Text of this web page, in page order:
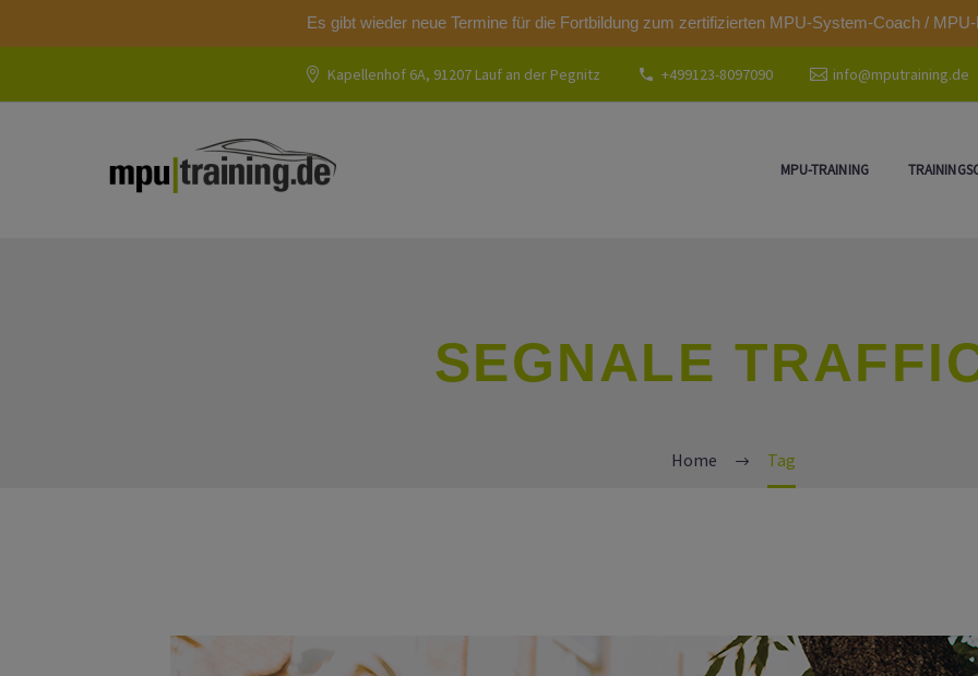
Es gibt wieder neue Termine für die Fortbildung zum zertifizierten MPU-System-Coach /
Kapellenhof 6A, 91207 Lauf an der Pegnitz +499123-8097090 info@mputraining.de
MPU-TRAINING
SEGNALE
Home Tag
modal-check